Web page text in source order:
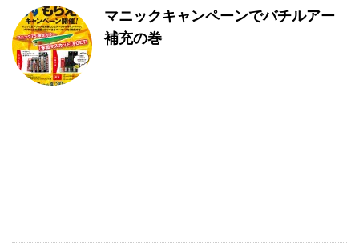
マニックキャンペーンでバチルアー
補充の巻